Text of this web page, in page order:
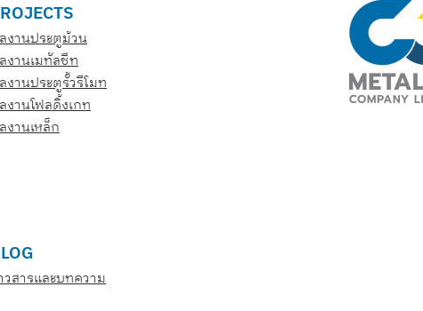
งานประตูม้วน
งานเมทัลชีท
งานประตูรั้วรีโมท
งานโฟลดิ้งเกท
งานเหล็ก
วสารและบทความ